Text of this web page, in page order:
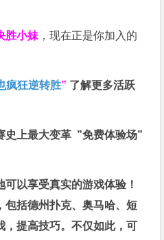
胜小妹 ，现在正是你加入的
疯狂逆转胜” 了解更多活跃
史上最大变革 ”免费体验场”
以享受真实的游戏体验！
包括德州扑克、奥马哈、短
，提高技巧。不仅如此，可